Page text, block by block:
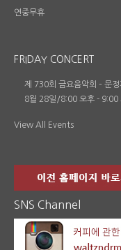
연중무휴
FRIDAY CONCERT
제 730회 금요음악회 – 문
8월 28일/8:00 오후 - 9:00
View All Events
SNS Channel